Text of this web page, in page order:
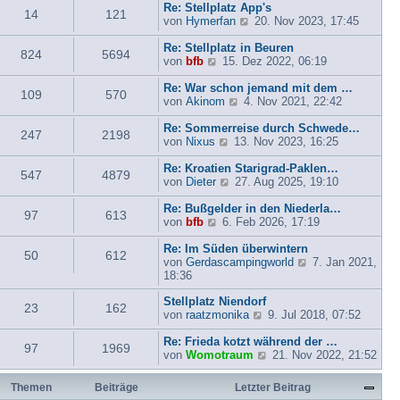
a
g
i
t
a
g
r
B
i
a
g
s
t
r
B
i
t
a
g
14 121
Re: Stellplatz App's
von Hymerfan
N
e
u
e
s
t
e
r
B
e
i
t
a
g
20. Nov 2023, 17:45
824 5694
Re: Stellplatz in Beuren
von bfb
N
e
u
e
s
t
e
r
B
e
i
t
a
g
15. Dez 2022, 06:19
109 570
Re: War schon jemand mit dem …
von Akinom
N
e
u
e
s
t
e
r
B
e
i
t
r
g
4. Nov 2021, 22:42
247 2198
Re: Sommerreise durch Schwede…
von Nixus
N
e
u
s
t
r
B
e
t
r
a
g
13. Nov 2023, 16:25
547 4879
Re: Kroatien Starigrad-Paklen…
von Dieter
N
e
u
s
t
e
B
e
i
t
r
a
g
27. Aug 2025, 19:10
97 613
Re: Bußgelder in den Niederla…
von bfb
N
e
u
e
t
e
r
B
e
i
t
6. Feb 2026, 17:19
50 612
Re: Im Süden überwintern
von Gerdascampingworld
N
u
s
t
e
r
B
e
i
7. Jan 2021,
18:36
23 162
Stellplatz Niendorf
von raatzmonika
N
e
u
e
s
e
9. Jul 2018, 07:52
97 1969
Re: Frieda kotzt während der …
von Womotraum
N
e
e
21. Nov 2022, 21:52
Themen Beiträge Letzter Beitrag